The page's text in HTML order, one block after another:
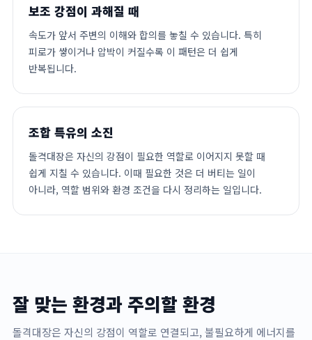
보조 강점이 과해질 때
속도가 앞서 주변의 이해와 합의를 놓칠 수 있습니다. 특히
피로가 쌓이거나 압박이 커질수록 이 패턴은 더 쉽게
반복됩니다.
조합 특유의 소진
돌격대장은 자신의 강점이 필요한 역할로 이어지지 못할 때
쉽게 지칠 수 있습니다. 이때 필요한 것은 더 버티는 일이
아니라, 역할 범위와 환경 조건을 다시 정리하는 일입니다.
잘 맞는 환경과 주의할 환경
돌격대장은 자신의 강점이 역할로 연결되고, 불필요하게 에너지를